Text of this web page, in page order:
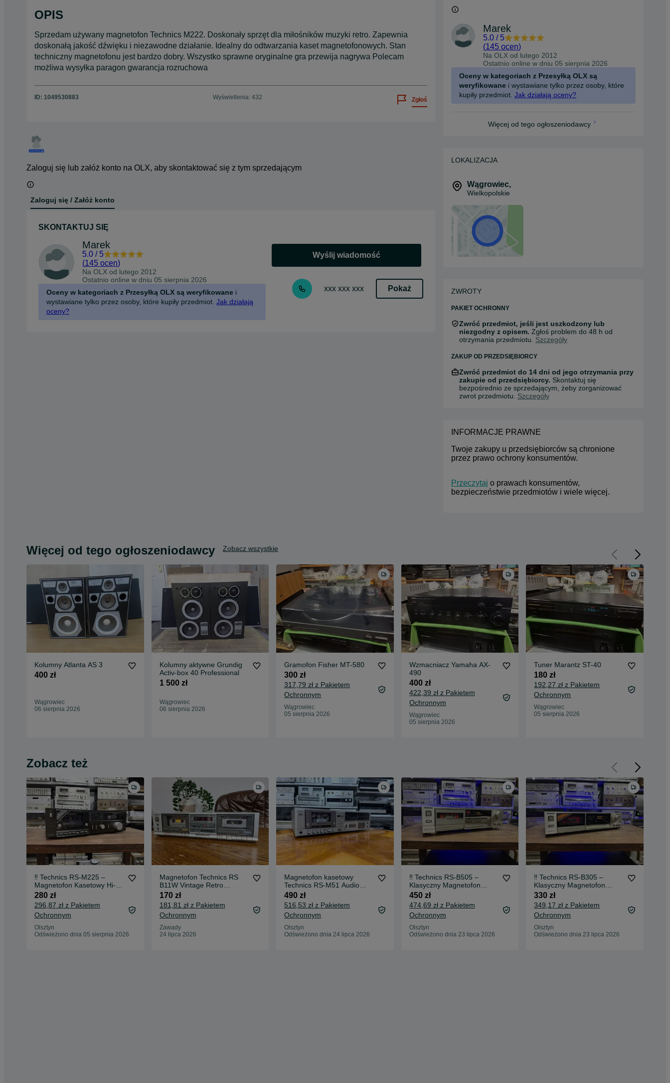
OPIS
Sprzedam używany magnetofon Technics M222. Doskonały sprzęt dla miłośników muzyki retro. Zapewnia
doskonałą jakość dźwięku i niezawodne działanie. Idealny do odtwarzania kaset magnetofonowych. Stan
techniczny magnetofonu jest bardzo dobry. Wszystko sprawne oryginalne gra przewija nagrywa Polecam
możliwa wysyłka paragon gwarancja rozruchowa
ID: 1049530883 Wyświetlenia: 432 Zgłoś
Zaloguj się lub załóż konto na OLX, aby skontaktować się z tym sprzedającym
Zaloguj się / Załóż konto
SKONTAKTUJ SIĘ
Marek
5.0 / 5
(145 ocen)
Na OLX od lutego 2012
Ostatnio online w dniu 05 sierpnia 2026
Oceny w kategoriach z Przesyłką OLX są weryfikowane i
wystawiane tylko przez osoby, które kupiły przedmiot. Jak działają
oceny?
Wyślij wiadomość
xxx xxx xxx Pokaż
Marek
5.0 / 5
(145 ocen)
Na OLX od lutego 2012
Ostatnio online w dniu 05 sierpnia 2026
Oceny w kategoriach z Przesyłką OLX są
weryfikowane i wystawiane tylko przez osoby, które
kupiły przedmiot. Jak działają oceny?
Więcej od tego ogłoszeniodawcy
LOKALIZACJA
Wągrowiec,
Wielkopolskie
ZWROTY
PAKIET OCHRONNY
Zwróć przedmiot, jeśli jest uszkodzony lub
niezgodny z opisem. Zgłoś problem do 48 h od
otrzymania przedmiotu. Szczegóły
ZAKUP OD PRZEDSIĘBIORCY
Zwróć przedmiot do 14 dni od jego otrzymania przy
zakupie od przedsiębiorcy. Skontaktuj się
bezpośrednio ze sprzedającym, żeby zorganizować
zwrot przedmiotu. Szczegóły
INFORMACJE PRAWNE
Twoje zakupy u przedsiębiorców są chronione
przez prawo ochrony konsumentów.
Przeczytaj o prawach konsumentów,
bezpieczeństwie przedmiotów i wiele więcej.
Więcej od tego ogłoszeniodawcy Zobacz wszystkie
Kolumny Atlanta AS 3
400 zł
Wągrowiec
06 sierpnia 2026
Kolumny aktywne Grundig
Activ-box 40 Professional
1 500 zł
Wągrowiec
06 sierpnia 2026
Gramofon Fisher MT-580
300 zł
317,79 zł z Pakietem
Ochronnym
Wągrowiec
05 sierpnia 2026
Wzmacniacz Yamaha AX-
490
400 zł
422,39 zł z Pakietem
Ochronnym
Wągrowiec
05 sierpnia 2026
Tuner Marantz ST-40
180 zł
192,27 zł z Pakietem
Ochronnym
Wągrowiec
05 sierpnia 2026
Zobacz też
‼️ Technics RS-M225 –
Magnetofon Kasetowy Hi-Fi
z Systemem Dolby NR |
Audio Room
280 zł
296,87 zł z Pakietem
Ochronnym
Olsztyn
Odświeżono dnia 05 sierpnia 2026
Magnetofon Technics RS
B11W Vintage Retro
Technics
170 zł
181,81 zł z Pakietem
Ochronnym
Zawady
24 lipca 2026
Magnetofon kasetowy
Technics RS-M51 Audio
Room
490 zł
516,53 zł z Pakietem
Ochronnym
Olsztyn
Odświeżono dnia 24 lipca 2026
‼️ Technics RS-B505 –
Klasyczny Magnetofon
Kasetowy Hi-Fi z Dolby NR |
Audio Room
450 zł
474,69 zł z Pakietem
Ochronnym
Olsztyn
Odświeżono dnia 23 lipca 2026
‼️ Technics RS-B305 –
Klasyczny Magnetofon
Kasetowy Hi-Fi z Dolby NR |
Audio Room
330 zł
349,17 zł z Pakietem
Ochronnym
Olsztyn
Odświeżono dnia 23 lipca 2026